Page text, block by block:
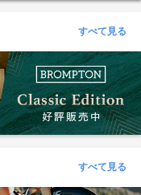
すべて見る
すべて見る